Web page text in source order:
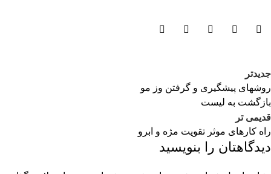
جدیدتر
روشهای پیشگیری و گرفتن وز مو
بازگشت به لیست
قدیمی تر
راه کارهای موثر تقویت مژه و ابرو
دیدگاهتان را بنویسید